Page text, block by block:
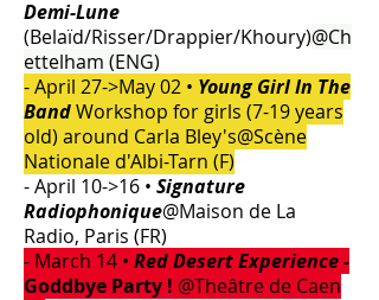
Demi-Lune
(Belaïd/Risser/Drappier/Khoury)@Ch
ettelham (ENG)
- April 27->May 02 • Young Girl In The
BandWorkshop for girls (7-19 years
old) around Carla Bley's@Scène
Nationale d'Albi-Tarn (F)
- April 10->16 • Signature
Radiophonique@Maison de La
Radio, Paris (FR)
- March 14 • Red Desert Experience -
Goddbye Party ! @Theâtre de Caen